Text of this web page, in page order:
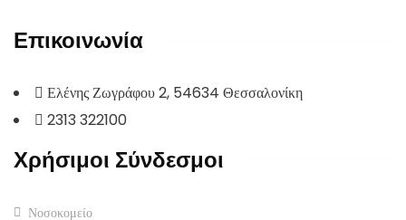
Επικοινωνία
Ελένης Ζωγράφου 2, 54634 Θεσσαλονίκη
2313 322100
Χρήσιμοι Σύνδεσμοι
Νοσοκομείο